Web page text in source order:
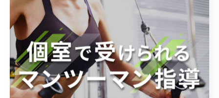
り組める選択肢です。
モチベーションを保ちながら効率的ダイエットを成功
に導くステップ
パーソナルトレーニングは、一人ひとりの体質や生活習